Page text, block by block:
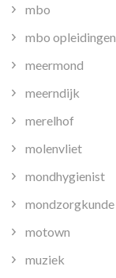
mbo
mbo opleidingen
meermond
meerndijk
merelhof
molenvliet
mondhygienist
mondzorgkunde
motown
muziek